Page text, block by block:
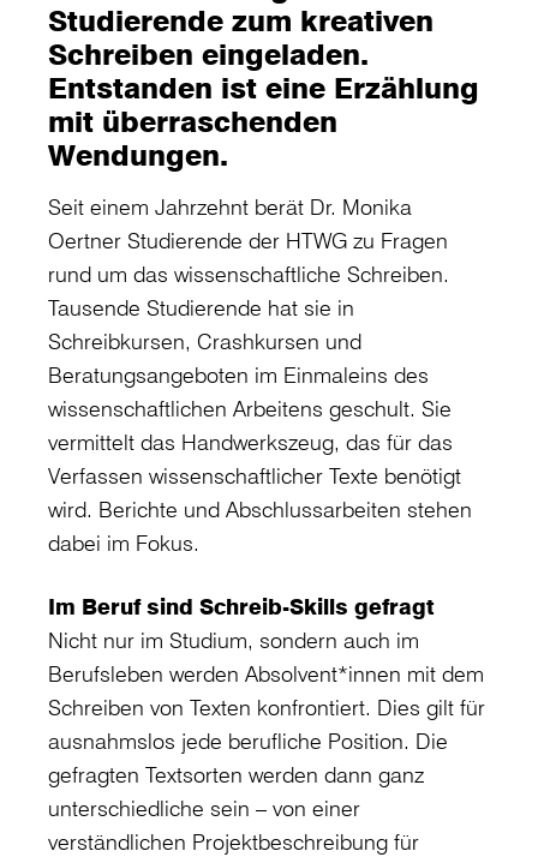
Studierende zum kreativen
Schreiben eingeladen.
Entstanden ist eine Erzählung
mit überraschenden
Wendungen.
Seit einem Jahrzehnt berät Dr. Monika
Oertner Studierende der HTWG zu Fragen
rund um das wissenschaftliche Schreiben.
Tausende Studierende hat sie in
Schreibkursen, Crashkursen und
Beratungsangeboten im Einmaleins des
wissenschaftlichen Arbeitens geschult. Sie
vermittelt das Handwerkszeug, das für das
Verfassen wissenschaftlicher Texte benötigt
wird. Berichte und Abschlussarbeiten stehen
dabei im Fokus.
Im Beruf sind Schreib-Skills gefragt
Nicht nur im Studium, sondern auch im
Berufsleben werden Absolvent*innen mit dem
Schreiben von Texten konfrontiert. Dies gilt für
ausnahmslos jede berufliche Position. Die
gefragten Textsorten werden dann ganz
unterschiedliche sein – von einer
verständlichen Projektbeschreibung für